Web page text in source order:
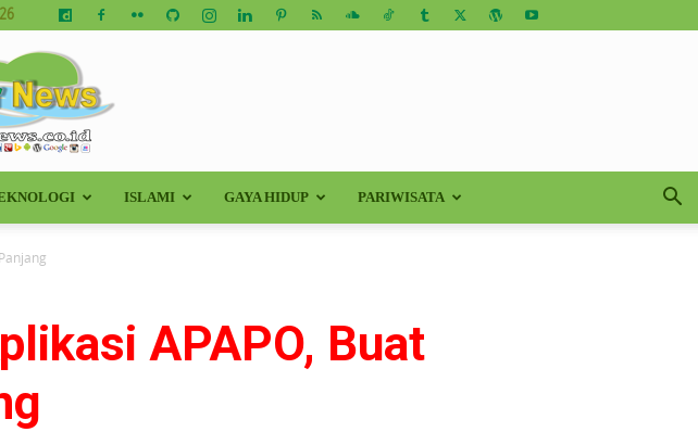
ISLAMI GAYA HIDUP PARIWISATA
APAPO, Buat